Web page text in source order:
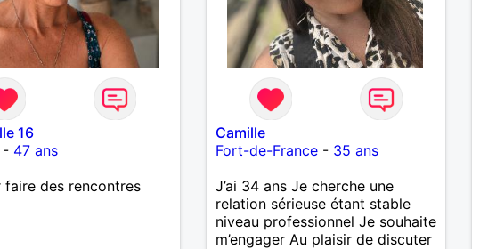
16
47 ans
faire des rencontres
Camille
Fort-de-France- 35 ans
J’ai 34 ans Je cherche une
relation sérieuse étant stable
niveau professionnel Je souhaite
m’engager Au plaisir de discuter